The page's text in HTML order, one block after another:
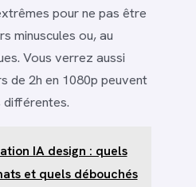
pour ne pas être
minuscules ou, au
Vous verrez aussi
de 2h en 1080p peuvent
IA design : quels
et quels débouchés